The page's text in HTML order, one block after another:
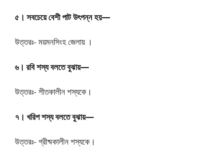
৫। সবচেয়ে বেশী পাট উৎপন্ন হয়—
উত্তরঃ- ময়মনসিংহ জেলায় ।
৬। রবি শস্য বলতে বুঝায়—
উত্তরঃ- শীতকালীন শস্যকে।
৭। খরিপ শস্য বলতে বুঝায়—
উত্তরঃ- গ্রীষ্মকালীন শস্যকে।